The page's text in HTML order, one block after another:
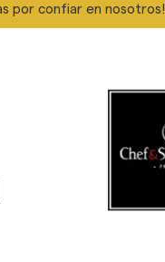
por confiar en nosotros!